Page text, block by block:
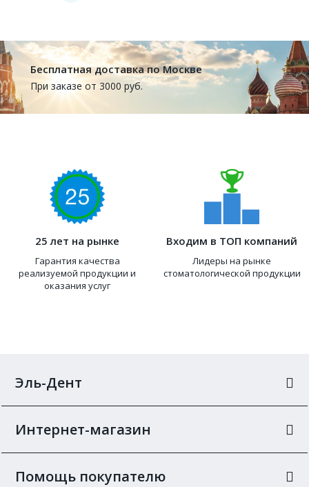
Бесплатная доставка по Москве
При заказе от 3000 руб.
25 лет на рынке
Гарантия качества
реализуемой продукции и
оказания услуг
Входим в ТОП компаний
Лидеры на рынке
стоматологической продукции
Эль-Дент
Интернет-магазин
Помощь покупателю